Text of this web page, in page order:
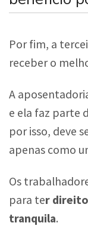
Por fim, a
receber o
A
e ela faz parte
por isso, deve
apenas como
Os
para ter
tranquila.